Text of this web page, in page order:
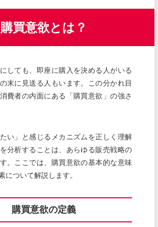
購買意欲とは？
しても、即座に購入を決める人がいる
末に見送る人もいます。この分かれ目
費者の内面にある「購買意欲」の強さ
い」と感じるメカニズムを正しく理解
分析することは、あらゆる販売戦略の
。ここでは、購買意欲の基本的な意味
について解説します。
購買意欲の定義